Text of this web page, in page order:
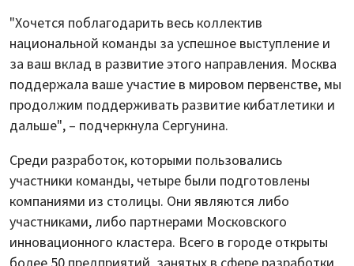
"Хочется поблагодарить весь коллектив
национальной команды за успешное выступление и
за ваш вклад в развитие этого направления. Москва
поддержала ваше участие в мировом первенстве, мы
продолжим поддерживать развитие кибатлетики и
дальше", – подчеркнула Сергунина.
Среди разработок, которыми пользовались
участники команды, четыре были подготовлены
компаниями из столицы. Они являются либо
участниками, либо партнерами Московского
инновационного кластера. Всего в городе открыты